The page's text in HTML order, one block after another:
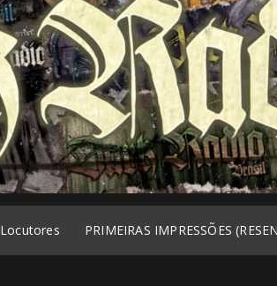
Locutores PRIMEIRAS IMPRESSÕES